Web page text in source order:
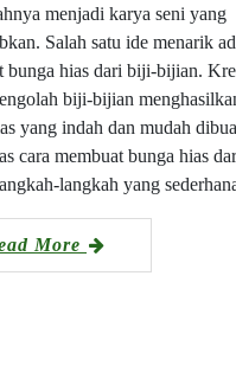
menjadi karya seni yang
Salah satu ide menarik
bunga hias dari biji-bijian.
biji-bijian
yang indah dan mudah
cara membuat bunga hias
langkah yang
More